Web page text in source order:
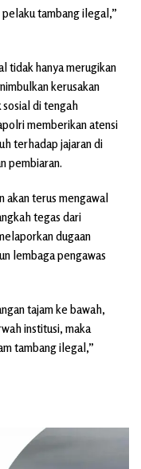
tambang ilegal,”
tidak hanya merugikan
kerusakan
di tengah
memberikan atensi
terhadap jajaran di
pembiaran.
akan terus mengawal
tegas dari
dugaan
lembaga pengawas
tajam ke bawah,
institusi, maka
tambang ilegal,”